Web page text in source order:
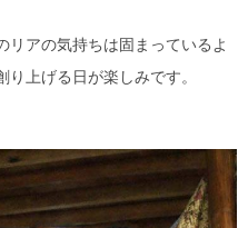
リアの気持ちは固まっているよ
上げる日が楽しみです。